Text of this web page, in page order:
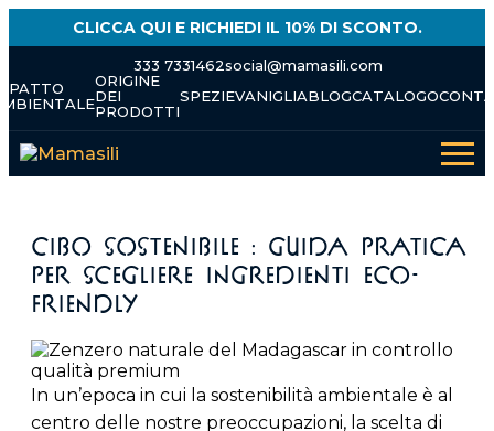
CLICCA QUI E RICHIEDI IL 10% DI SCONTO.
333 7331462social@mamasili.com
ORIGINE
DEI
PRODOTTI
SPEZIEVANIGLIABLOGCATALOGO
Cibo Sostenibile : Guida Pratica
per Scegliere Ingredienti Eco-
Friendly
In un’epoca in cui la sostenibilità ambientale è al
centro delle nostre preoccupazioni, la scelta di